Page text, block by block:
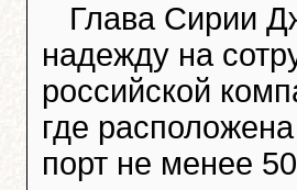
Глава Сирии
надежду на
российской
где
порт не менее